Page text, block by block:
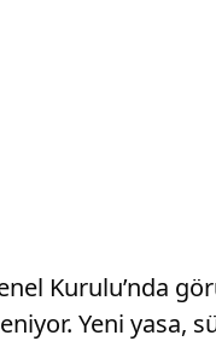
Kurulu’nda
Yeni yasa,